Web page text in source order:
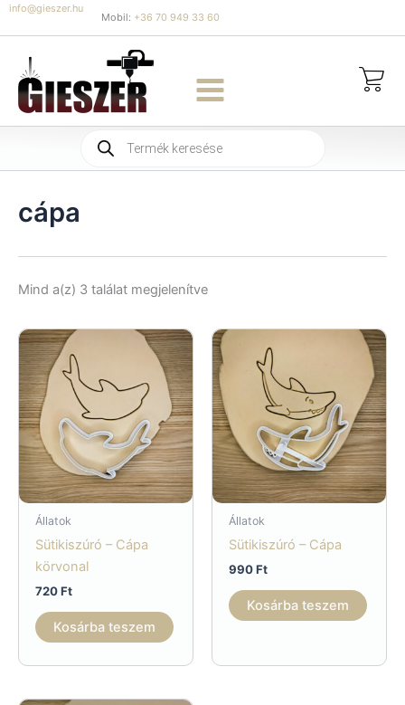
Skip
to
content
info@gieszer.hu
Mobil: +36 70 949 33 60
Products
search
cápa
Mind a(z) 3 találat megjelenítveSorted
Állatok
Sütikiszúró – Cápa
körvonal
720Ft
Kosárba teszem
Állatok
Sütikiszúró – Cápa
990Ft
Kosárba teszem